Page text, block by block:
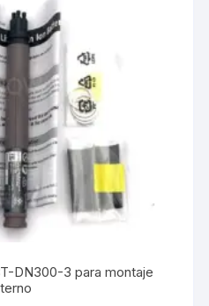
DN300-3 para montaje